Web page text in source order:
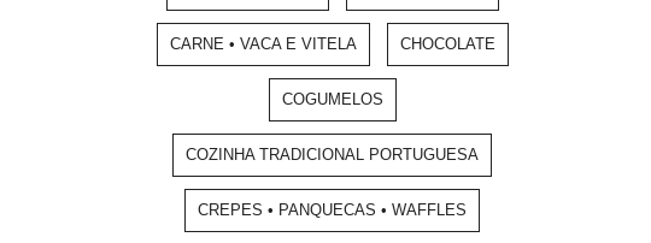
CARNE • VACA E VITELA CHOCOLATE
COGUMELOS
COZINHA TRADICIONAL PORTUGUESA
CREPES • PANQUECAS • WAFFLES